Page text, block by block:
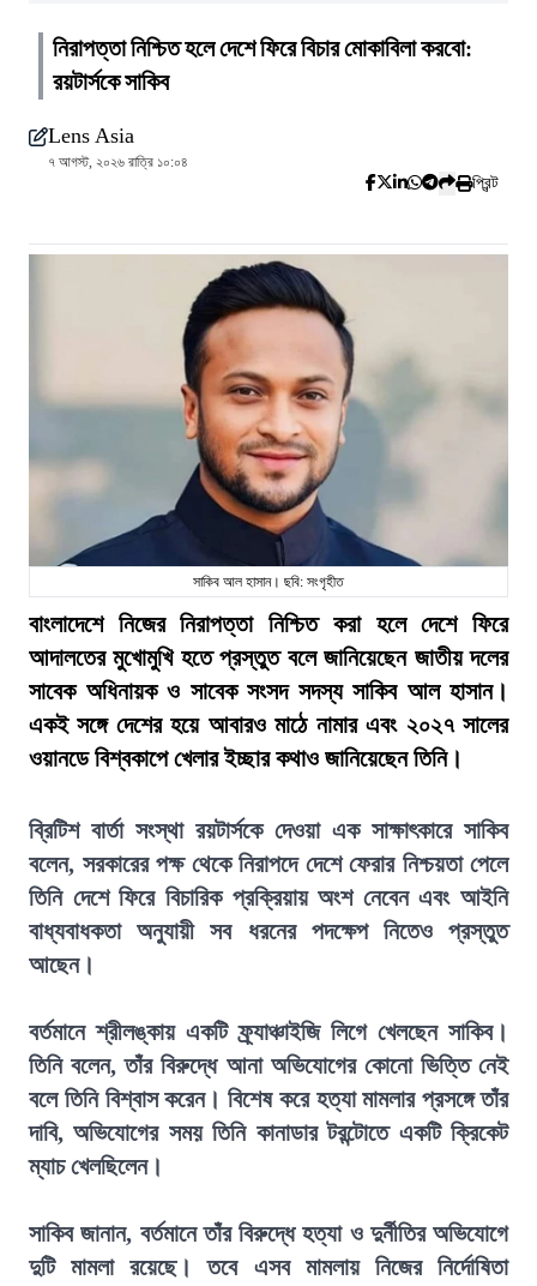
নিরাপত্তা নিশ্চিত হলে দেশে ফিরে বিচার মোকাবিলা করবো:
রয়টার্সকে সাকিব
Lens Asia
৭ আগস্ট, ২০২৬ রাত্রি ১০:০৪
প্রিন্ট
সাকিব আল হাসান। ছবি: সংগৃহীত
বাংলাদেশে নিজের নিরাপত্তা নিশ্চিত করা হলে দেশে ফিরে
আদালতের মুখোমুখি হতে প্রস্তুত বলে জানিয়েছেন জাতীয় দলের
সাবেক অধিনায়ক ও সাবেক সংসদ সদস্য সাকিব আল হাসান।
একই সঙ্গে দেশের হয়ে আবারও মাঠে নামার এবং ২০২৭ সালের
ওয়ানডে বিশ্বকাপে খেলার ইচ্ছার কথাও জানিয়েছেন তিনি।
ব্রিটিশ বার্তা সংস্থা রয়টার্সকে দেওয়া এক সাক্ষাৎকারে সাকিব
বলেন, সরকারের পক্ষ থেকে নিরাপদে দেশে ফেরার নিশ্চয়তা পেলে
তিনি দেশে ফিরে বিচারিক প্রক্রিয়ায় অংশ নেবেন এবং আইনি
বাধ্যবাধকতা অনুযায়ী সব ধরনের পদক্ষেপ নিতেও প্রস্তুত
আছেন।
বর্তমানে শ্রীলঙ্কায় একটি ফ্র্যাঞ্চাইজি লিগে খেলছেন সাকিব।
তিনি বলেন, তাঁর বিরুদ্ধে আনা অভিযোগের কোনো ভিত্তি নেই
বলে তিনি বিশ্বাস করেন। বিশেষ করে হত্যা মামলার প্রসঙ্গে তাঁর
দাবি, অভিযোগের সময় তিনি কানাডার টরন্টোতে একটি ক্রিকেট
ম্যাচ খেলছিলেন।
সাকিব জানান, বর্তমানে তাঁর বিরুদ্ধে হত্যা ও দুর্নীতির অভিযোগে
দুটি মামলা রয়েছে। তবে এসব মামলায় নিজের নির্দোষিতা